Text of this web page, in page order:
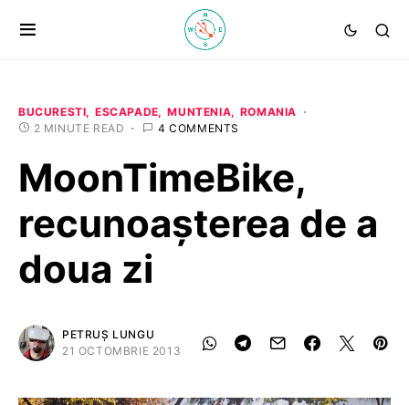
BUCURESTI ESCAPADE MUNTENIA
ROMANIA
2 MINUTE READ
4 COMMENTS
MoonTimeBike,
recunoaşterea de a
doua zi
PETRUȘ LUNGU
21 OCTOMBRIE 2013